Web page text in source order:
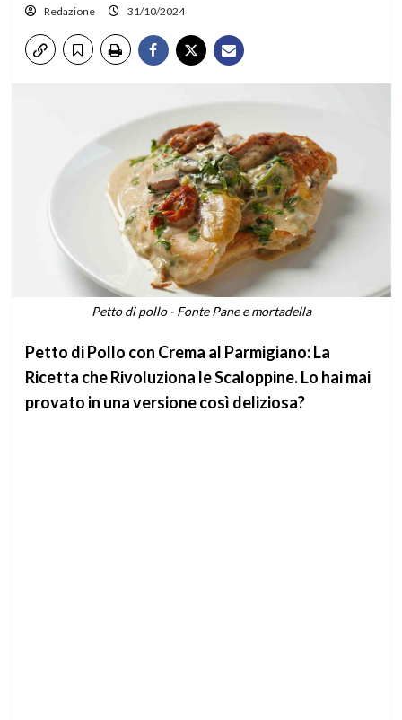
Redazione 31/10/2024
Petto di pollo - Fonte Pane e mortadella
Petto di Pollo con Crema al Parmigiano: La
Ricetta che Rivoluziona le Scaloppine. Lo hai mai
provato in una versione così deliziosa?